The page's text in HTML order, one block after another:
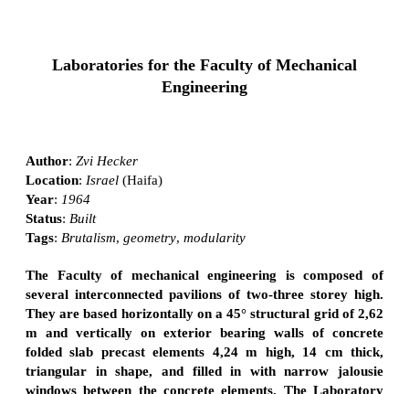
Laboratories for the Faculty of Mechanical
Engineering
Author: Zvi Hecker
Location: Israel (Haifa)
Year: 1964
Status: Built
Tags: Brutalism, geometry, modularity
The Faculty of mechanical engineering is composed of
several interconnected pavilions of two-three storey high.
They are based horizontally on a 45° structural grid of 2,62
m and vertically on exterior bearing walls of concrete
folded slab precast elements 4,24 m high, 14 cm thick,
triangular in shape, and filled in with narrow jalousie
windows between the concrete elements. The Laboratory